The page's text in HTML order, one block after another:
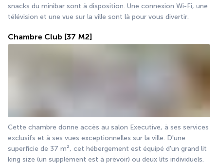
snacks du minibar sont à disposition. Une connexion Wi-Fi, une
télévision et une vue sur la ville sont là pour vous divertir.
Chambre Club [37 M2]
Cette chambre donne accès au salon Executive, à ses services
exclusifs et à ses vues exceptionnelles sur la ville. D'une
superficie de 37 m², cet hébergement est équipé d'un grand lit
king size (un supplément est à prévoir) ou deux lits individuels.